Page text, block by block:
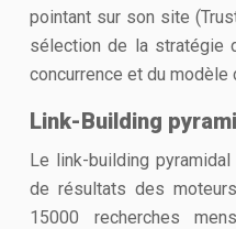
pointant sur son site
sélection de la stratégie
concurrence et du modèle
Link-Building
Le link-building
de résultats des
15000 recherches